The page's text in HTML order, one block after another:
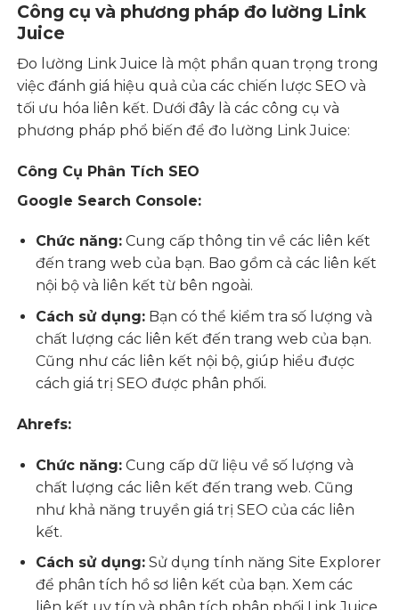
Công cụ và phương pháp đo lường Link
Juice
Đo lường Link Juice là một phần quan trọng trong
việc đánh giá hiệu quả của các chiến lược SEO và
tối ưu hóa liên kết. Dưới đây là các công cụ và
phương pháp phổ biến để đo lường Link Juice:
Công Cụ Phân Tích SEO
Google Search Console:
Chức năng: Cung cấp thông tin về các liên kết
đến trang web của bạn. Bao gồm cả các liên kết
nội bộ và liên kết từ bên ngoài.
Cách sử dụng: Bạn có thể kiểm tra số lượng và
chất lượng các liên kết đến trang web của bạn.
Cũng như các liên kết nội bộ, giúp hiểu được
cách giá trị SEO được phân phối.
Ahrefs:
Chức năng: Cung cấp dữ liệu về số lượng và
chất lượng các liên kết đến trang web. Cũng
như khả năng truyền giá trị SEO của các liên
kết.
Cách sử dụng: Sử dụng tính năng Site Explorer
để phân tích hồ sơ liên kết của bạn. Xem các